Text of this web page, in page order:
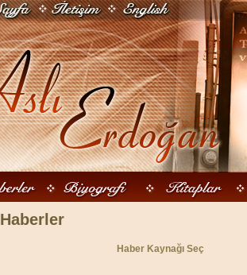
Haberler
Haber Kaynağı Seç